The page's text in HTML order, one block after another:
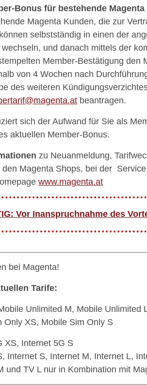
Bonus für bestehende
Magenta Kunden, die zur
selbstständig in einen der
wechseln, und danach mittels der
Member-Bestätigung den
von 4 Wochen nach
des weiteren
beantragen.
sich der Aufwand für Sie als
aktuellen Member-Bonus.
zu Neuanmeldung,
den Magenta Shops, bei der
www.magenta.at
Vor Inanspruchnahme des
bei Magenta!
Tarife:
Unlimited M, Mobile Unlimited
Only XS, Mobile Sim Only S
XS, Internet 5G S
Internet S, Internet M, Internet L,
und TV L nur in Kombination mit